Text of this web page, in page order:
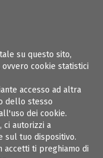
su questo sito,
cookie statistici
accesso ad altra
dello stesso
dei cookie.
ci autorizzi a
sul tuo dispositivo.
accetti ti preghiamo di
DELLA
B – 72100 Brindisi –